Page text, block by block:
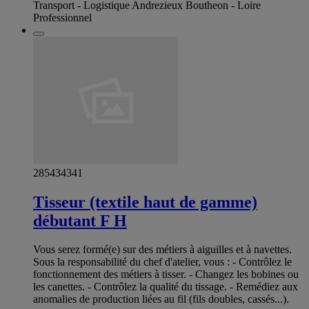
Transport - Logistique Andrezieux Boutheon - Loire
Professionnel
285434341
Tisseur (textile haut de gamme)
débutant F H
Vous serez formé(e) sur des métiers à aiguilles et à navettes.
Sous la responsabilité du chef d'atelier, vous : - Contrôlez le
fonctionnement des métiers à tisser. - Changez les bobines ou
les canettes. - Contrôlez la qualité du tissage. - Remédiez aux
anomalies de production liées au fil (fils doubles, cassés...).